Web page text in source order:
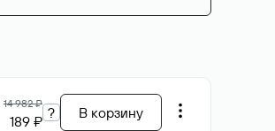
14 982 ₽
189 ₽ ? В корзину